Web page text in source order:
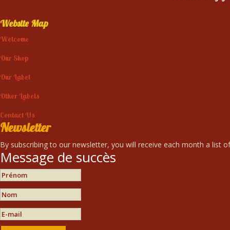
Website Map
Welcome
Our Shop
Our Label
Other Labels
Contact Us
Newsletter
By subscribing to our newsletter, you will receive each month a list
Message de succès